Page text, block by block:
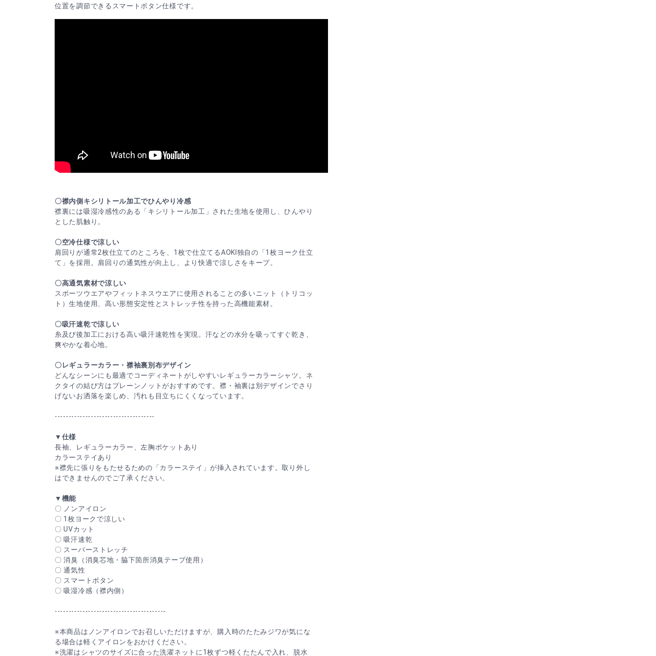
位置を調節できるスマートボタン仕様です。
〇襟内側キシリトール加工でひんやり冷感
襟裏には吸湿冷感性のある「キシリトール加工」された生地を使用し、ひんやり
とした肌触り。
〇空冷仕様で涼しい
肩回りが通常2枚仕立てのところを、1枚で仕立てるAOKI独自の「1枚ヨーク仕立
て」を採用。肩回りの通気性が向上し、より快適で涼しさをキープ。
〇高通気素材で涼しい
スポーツウエアやフィットネスウエアに使用されることの多いニット（トリコッ
ト）生地使用、高い形態安定性とストレッチ性を持った高機能素材。
〇吸汗速乾で涼しい
糸及び後加工における高い吸汗速乾性を実現。汗などの水分を吸ってすぐ乾き、
爽やかな着心地。
〇レギュラーカラー・襟袖裏別布デザイン
どんなシーンにも最適でコーディネートがしやすいレギュラーカラーシャツ。ネ
クタイの結び方はプレーンノットがおすすめです。襟・袖裏は別デザインでさり
げないお洒落を楽しめ、汚れも目立ちにくくなっています。
------------------------------------
▼仕様
長袖、レギュラーカラー、左胸ポケットあり
カラーステイあり
※襟先に張りをもたせるための「カラーステイ」が挿入されています。取り外し
はできませんのでご了承ください。
▼機能
〇 ノンアイロン
〇 1枚ヨークで涼しい
〇 UVカット
〇 吸汗速乾
〇 スーパーストレッチ
〇 消臭（消臭芯地・脇下箇所消臭テープ使用）
〇 通気性
〇 スマートボタン
〇 吸湿冷感（襟内側）
----------------------------------------
※本商品はノンアイロンでお召しいただけますが、購入時のたたみジワが気にな
る場合は軽くアイロンをおかけください。
※洗濯はシャツのサイズに合った洗濯ネットに1枚ずつ軽くたたんで入れ、脱水